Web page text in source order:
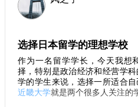
不论是选择哪种专业和学
业发展打下基础。无论是考研
力，只有不仅仅依靠学校和专业
未来的职业道路。
总结：理性选择，踏实面对
在日本留学是一段重要的人
是日本的美食之都，生活节奏
活方式的地方，能够大大提升留
3. 专业优势
在专业方面，日大的政治
的学术积淀，课程设置全面，
生毕业后从事相关工作在关东
的经营学科注重实践，同时医学
选择日本留学的理想学校
作为一名留学学长，今天我想
择，特别是政治经济和经营学
学的学生来说，选择一所适合
近畿大学就是两个很多人关注的